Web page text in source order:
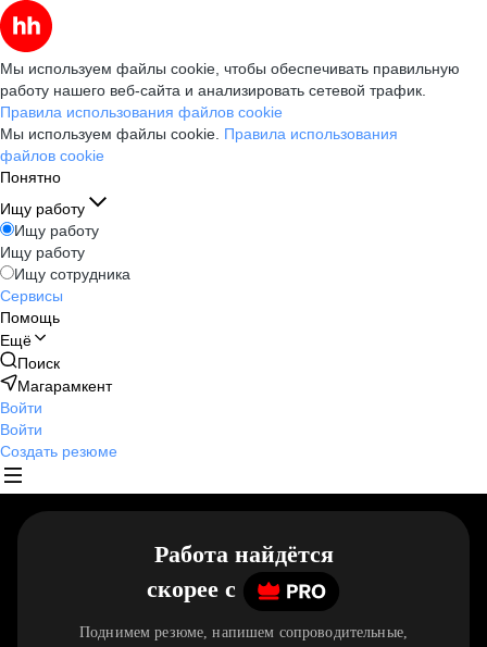
Мы используем файлы cookie, чтобы обеспечивать правильную
работу нашего веб-сайта и анализировать сетевой трафик.
Правила использования файлов cookie
Мы используем файлы cookie. Правила использования
файлов cookie
Понятно
Ищу работу
Ищу работу
Ищу работу
Ищу сотрудника
Сервисы
Помощь
Ещё
Поиск
Магарамкент
Войти
Войти
Создать резюме
Работа найдётся
скорее c
Поднимем резюме, напишем сопроводительные,